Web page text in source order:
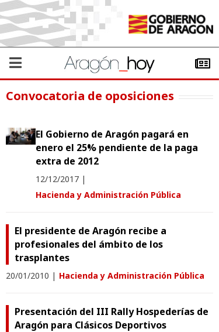
Convocatoria de oposiciones
El Gobierno de Aragón pagará en
enero el 25% pendiente de la paga
extra de 2012
12/12/2017 |
Hacienda y Administración Pública
El presidente de Aragón recibe a
profesionales del ámbito de los
trasplantes
20/01/2010 | Hacienda y Administración Pública
Presentación del III Rally Hospederías de
Aragón para Clásicos Deportivos